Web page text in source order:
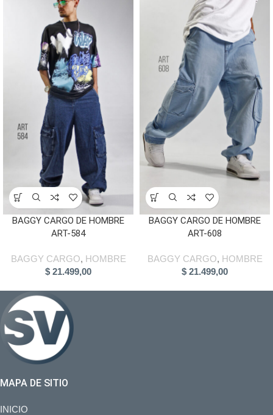
BAGGY CARGO DE HOMBRE
ART-584
BAGGY CARGO, HOMBRE
$ 21.499,00
BAGGY CARGO DE HOMBRE
ART-608
BAGGY CARGO, HOMBRE
$ 21.499,00
MAPA DE SITIO
INICIO